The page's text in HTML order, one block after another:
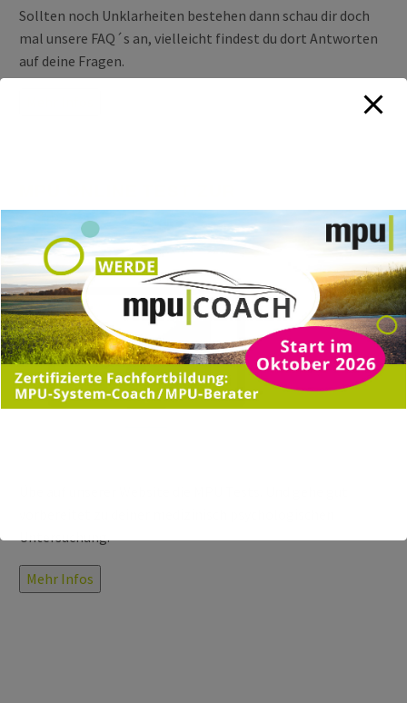
Sollten noch Unklarheiten bestehen dann schau dir doch
mal unsere FAQ´s an, vielleicht findest du dort Antworten
auf deine Fragen.
VORBEREITUNG
Untersuchung.
Mehr Infos